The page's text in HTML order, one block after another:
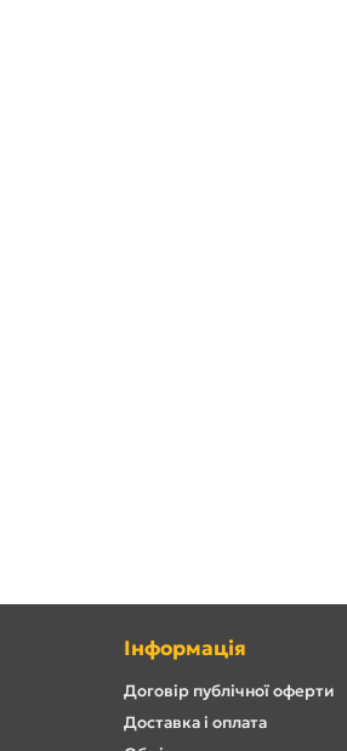
Інформація
Договір публічної оферти
Доставка і оплата